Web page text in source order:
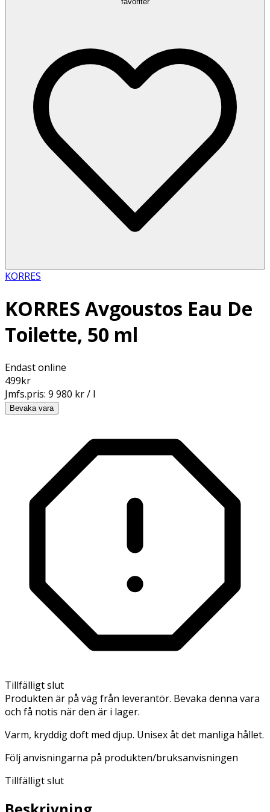
KORRES
KORRES Avgoustos Eau De
Toilette, 50 ml
Endast online
499kr
Jmfs.pris: 9 980 kr / l
Bevaka vara
Tillfälligt slut
Produkten är på väg från leverantör. Bevaka denna vara
och få notis när den är i lager.
Varm, kryddig doft med djup. Unisex åt det manliga hållet.
Följ anvisningarna på produkten/bruksanvisningen
Tillfälligt slut